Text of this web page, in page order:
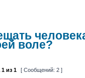
воле?
1из 1 [ Сообщений: 2 ]